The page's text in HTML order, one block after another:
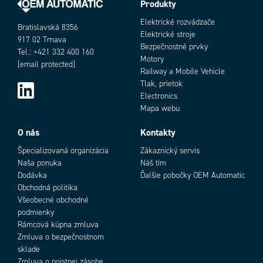
Cross section min 0,25 mm²
Hĺbka 116 mm
Hmotnosť 120 g
Input Current Max 4 A
Power Distribution Via Rail Max 40 A
Prevádzková teplota max. 50 °C
Prevádzková teplota min. -25 °C
30 V
Reaction time 800 ms
Šírka 8,1 mm
Trieda krytia IP20
Úbytok napätia na polovodiči 170 mV
Výška
Výstupný prúd max.
Zhoda s normami
Bratislavská 8356
917 02 Trnava
Tel.: +421 332 400 160
[email protected]
Produkty
Elektrické rozvádzače
Elektrické stroje
Bezpečnostné prvky
Motory
Railway a Mobile Vehicle
Tlak, prietok
Electronics
Mapa webu
O nás
Špecializovaná organizácia
Naša ponuka
Dodávka
Obchodná politika
Všeobecné obchodné
podmienky
Rámcová kúpna zmluva
Zmluva o bezpečnostnom
sklade
Kontakty
Zákaznický servis
Náš tím
Ďalšie pobočky OEM Automatic